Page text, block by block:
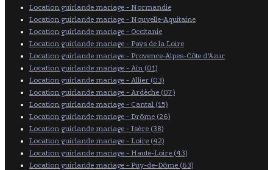
Location guirlande mariage - Normandie
Location guirlande mariage - Nouvelle-Aquitaine
Location guirlande mariage - Occitanie
Location guirlande mariage - Pays de la Loire
Location guirlande mariage - Provence-Alpes-Côte d’Azur
Location guirlande mariage - Ain (01)
Location guirlande mariage - Allier (03)
Location guirlande mariage - Ardèche (07)
Location guirlande mariage - Cantal (15)
Location guirlande mariage - Drôme (26)
Location guirlande mariage - Isère (38)
Location guirlande mariage - Loire (42)
Location guirlande mariage - Haute-Loire (43)
Location guirlande mariage - Puy-de-Dôme (63)